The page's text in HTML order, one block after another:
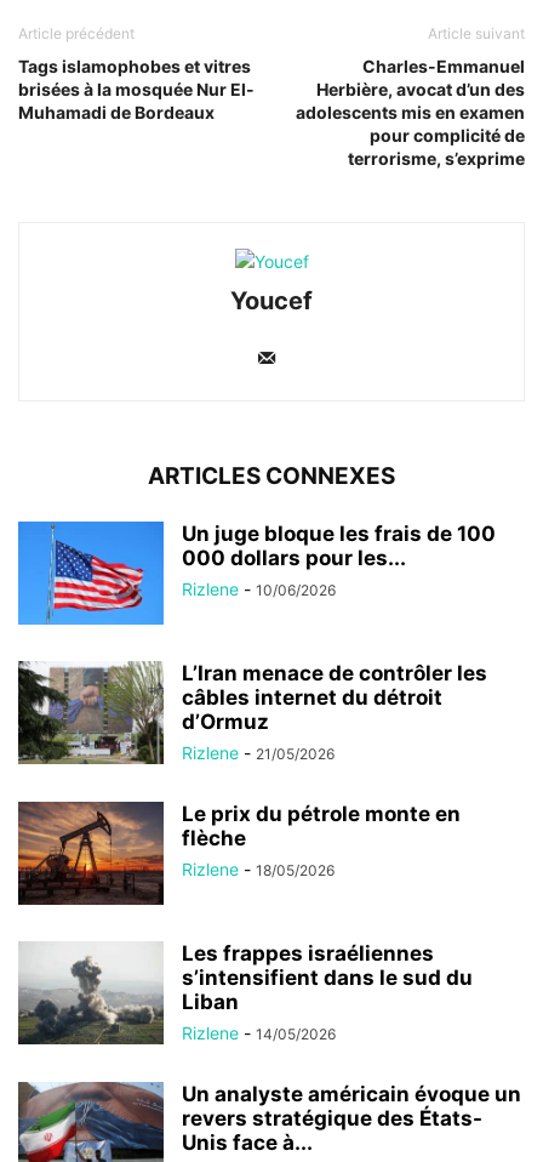
Article précédent
Tags islamophobes et vitres
brisées à la mosquée Nur El-
Muhamadi de Bordeaux
Article suivant
Charles-Emmanuel
Herbière, avocat d’un des
adolescents mis en examen
pour complicité de
terrorisme, s’exprime
Youcef
ARTICLES CONNEXES
Un juge bloque les frais de 100
000 dollars pour les...
Rizlene - 10/06/2026
L’Iran menace de contrôler les
câbles internet du détroit
d’Ormuz
Rizlene - 21/05/2026
Le prix du pétrole monte en
flèche
Rizlene - 18/05/2026
Les frappes israéliennes
s’intensifient dans le sud du
Liban
Rizlene - 14/05/2026
Un analyste américain évoque un
revers stratégique des États-
Unis face à...